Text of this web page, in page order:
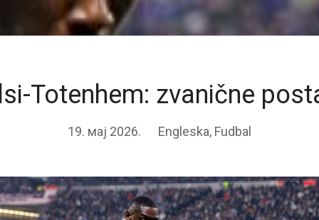
Totenhem: zvanične
19. мај 2026. Engleska, Fudbal